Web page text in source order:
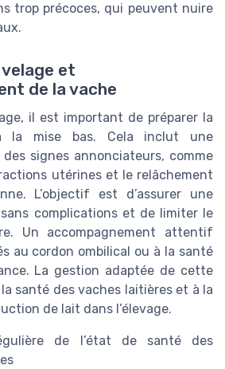
trop précoces, qui peuvent nuire
et
de la vache
il est important de préparer la
la mise bas. Cela inclut une
signes annonciateurs, comme
utérines et le relâchement
L’objectif est d’assurer une
complications et de limiter le
Un accompagnement attentif
au cordon ombilical ou à la santé
La gestion adaptée de cette
santé des vaches laitières et à la
de lait dans l’élevage.
de l’état de santé des